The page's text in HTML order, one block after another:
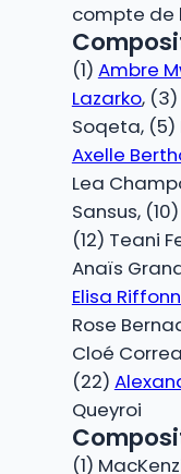
compte de
(1) Ambre
Lazarko,
Soqeta, (5)
Axelle
Lea
Sansus,
(12) Teani
Anaïs
Elisa
Rose
Cloé
(22)
Queyroi
(1)